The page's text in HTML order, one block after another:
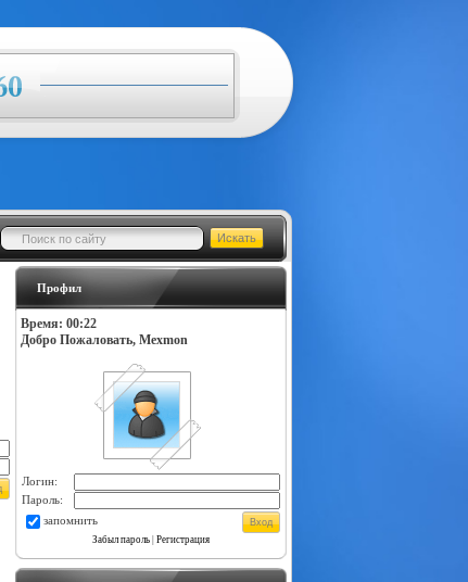
Профил
Время: 00:22
Добро Пожаловать, Mexmon
Логин:
Пароль:
запомнить
Забыл пароль| Регистрация